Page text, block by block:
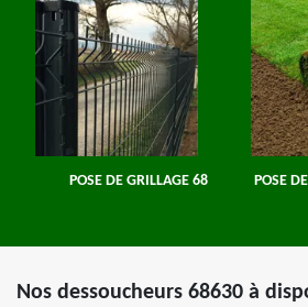
POSE DE GRILLAGE 68
POSE
Nos dessoucheurs 68630 à